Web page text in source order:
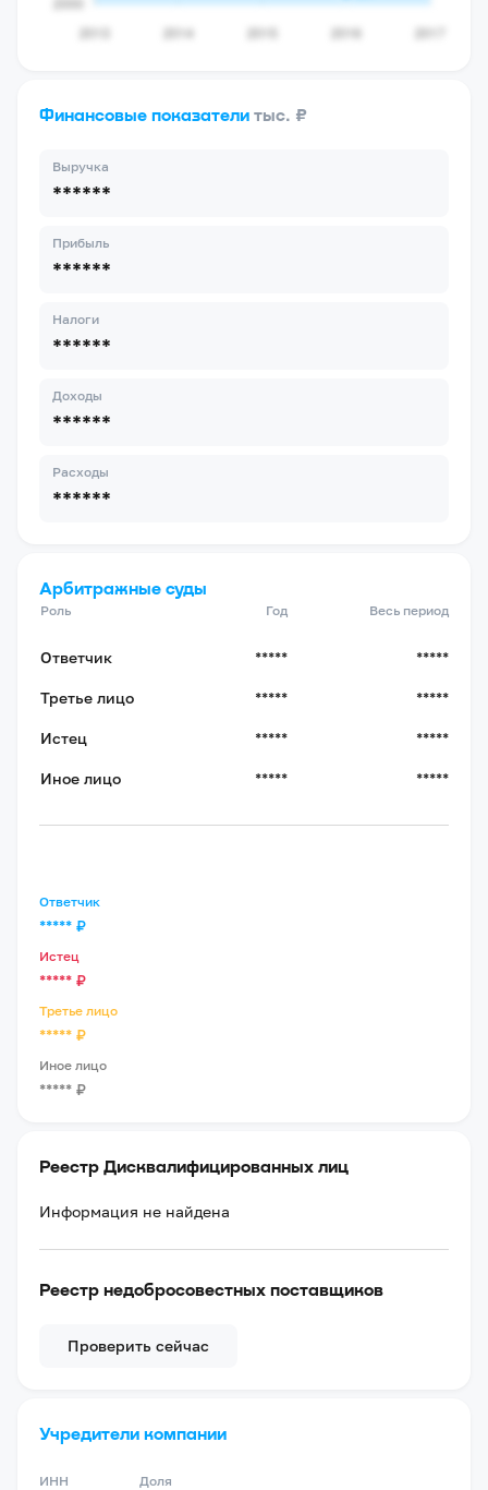
Финансовые показатели тыс. ₽
Выручка
******
Прибыль
******
Налоги
******
Доходы
******
Расходы
******
Арбитражные суды
Роль Год Весь период
Ответчик ***** *****
Третье лицо ***** *****
Истец ***** *****
Иное лицо ***** *****
Ответчик
***** ₽
Истец
***** ₽
Третье лицо
***** ₽
Иное лицо
***** ₽
Реестр Дисквалифицированных лиц
Информация не найдена
Реестр недобросовестных поставщиков
Проверить сейчас
Учредители компании
ИНН Доля